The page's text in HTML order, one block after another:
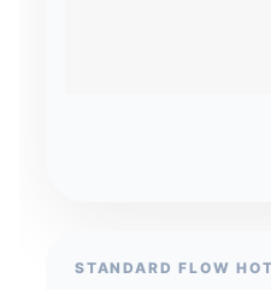
STANDARD FLOW